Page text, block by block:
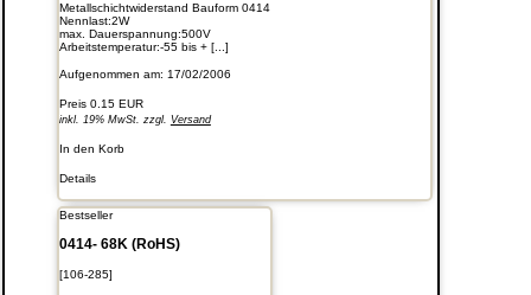
Metallschichtwiderstand Bauform 0414
Nennlast:2W
max. Dauerspannung:500V
Arbeitstemperatur:-55 bis + [...]
Aufgenommen am: 17/02/2006
Preis 0.15 EUR
inkl. 19% MwSt. zzgl. Versand
In den Korb
Details
Bestseller
0414- 68K (RoHS)
[106-285]